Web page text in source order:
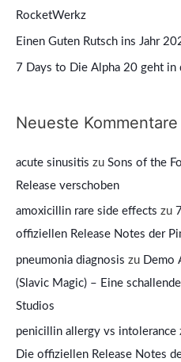
RocketWerkz
Einen Guten Rutsch ins Jahr
7 Days to Die Alpha 20 geht in
Neueste Kommentare
acute sinusitis zu Sons of the
Release verschoben
amoxicillin rare side effects zu
offiziellen Release Notes der
pneumonia diagnosis zu
Demo
(Slavic Magic) – Eine
Studios
penicillin allergy vs intolerance
Die offiziellen Release Notes